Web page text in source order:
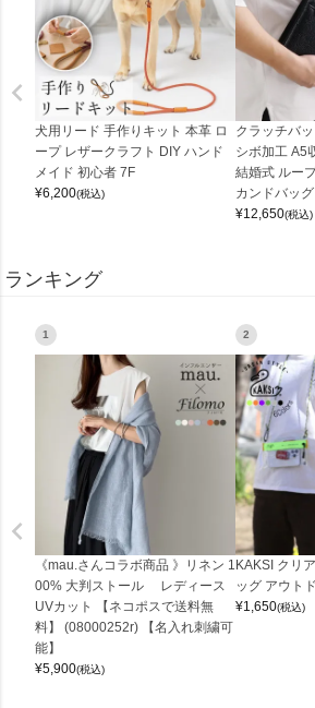
犬用リード 手作りキット 本革 ロ
ープ レザークラフト DIY ハンド
メイド 初心者 7F
¥6,200(税込)
クラッチバ
シボ加工 A5
結婚式 ルー
カンドバッ
¥12,650(税込)
ランキング
1
《mau.さんコラボ商品 》リネン 1
00% 大判ストール レディース
UVカット 【ネコポスで送料無
料】 (08000252r) 【名入れ刺繍可
能】
¥5,900(税込)
2
KAKSI クリ
ッグ アウト
¥1,650(税込)